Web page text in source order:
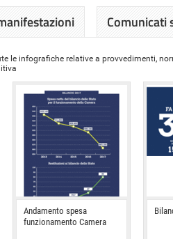
Comunicati
le infografiche relative a provvedimenti,
Andamento spesa
funzionamento Camera